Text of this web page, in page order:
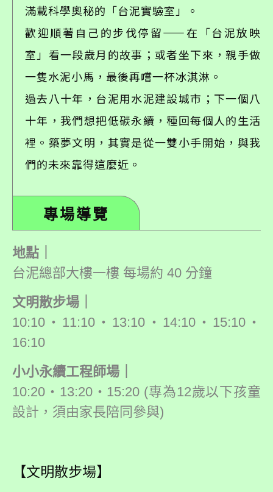
滿載科學奧秘的「台泥實驗室」。
歡迎順著自己的步伐停留——在「台泥放映
室」看一段歲月的故事；或者坐下來，親手做
一隻水泥小馬，最後再嚐一杯冰淇淋。
過去八十年，台泥用水泥建設城市；下一個八
十年，我們想把低碳永續，種回每個人的生活
裡。築夢文明，其實是從一雙小手開始，與我
們的未來靠得這麼近。
專場導覽
地點｜
台泥總部大樓一樓 每場約 40 分鐘
文明散步場｜
10:10・11:10・13:10・14:10・15:10・
16:10
小小永續工程師場｜
10:20・13:20・15:20 (專為12歲以下孩童
設計，須由家長陪同參與)
【文明散步場】